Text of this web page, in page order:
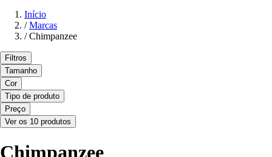
Início
/ Marcas
/ Chimpanzee
Filtros
Tamanho
Cor
Tipo de produto
Preço
Ver os 10 produtos
Chimpanzee